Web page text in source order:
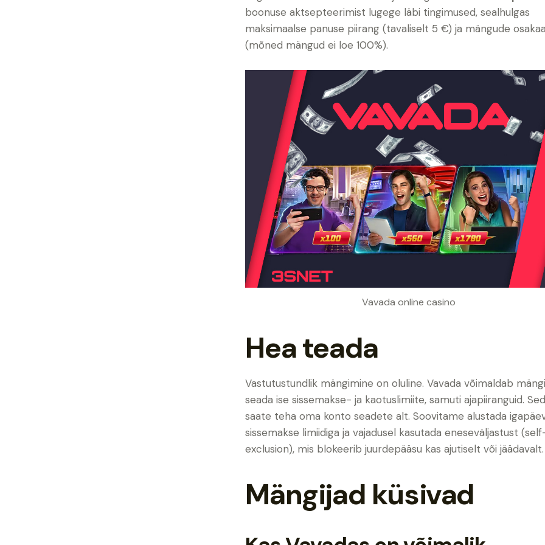
boonuse aktsepteerimist lugege läbi tingimused, sealhulgas
maksimaalse panuse piirang (tavaliselt 5 €) ja mängude
(mõned mängud ei loe 100%).
Vavada online casino
Hea teada
Vastutustundlik mängimine on oluline. Vavada võimaldab
seada ise sissemakse- ja kaotuslimiite, samuti ajapiiranguid.
saate teha oma konto seadete alt. Soovitame alustada
sissemakse limiidiga ja vajadusel kasutada eneseväljastust
exclusion), mis blokeerib juurdepääsu kas ajutiselt või jäädavalt.
Mängijad küsivad